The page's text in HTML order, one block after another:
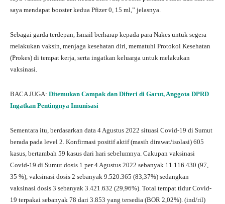
saya mendapat booster kedua Pfizer 0, 15 ml,” jelasnya.
Sebagai garda terdepan, Ismail berharap kepada para Nakes untuk segera
melakukan vaksin, menjaga kesehatan diri, mematuhi Protokol Kesehatan
(Prokes) di tempat kerja, serta ingatkan keluarga untuk melakukan
vaksinasi.
BACA JUGA: Ditemukan Campak dan Difteri di Garut, Anggota DPRD
Ingatkan Pentingnya Imunisasi
Sementara itu, berdasarkan data 4 Agustus 2022 situasi Covid-19 di Sumut
berada pada level 2. Konfirmasi positif aktif (masih dirawat/isolasi) 605
kasus, bertambah 59 kasus dari hari sebelumnya. Cakupan vaksinasi
Covid-19 di Sumut dosis 1 per 4 Agustus 2022 sebanyak 11.116.430 (97,
35 %), vaksinasi dosis 2 sebanyak 9.520.365 (83,37%) sedangkan
vaksinasi dosis 3 sebanyak 3.421.632 (29,96%). Total tempat tidur Covid-
19 terpakai sebanyak 78 dari 3.853 yang tersedia (BOR 2,02%). (ind/ril)